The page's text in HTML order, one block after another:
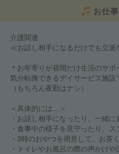
お仕
介護関連
≪お話し相手になるだけでも立
＊お年寄りが昼間だけ生活のサポ
気分転換できるデイサービス施設
（もちろん夜勤はナシ）
＜具体的には…＞
・お話し相手になったり、一緒に
・食事中の様子を見守ったり、
・3時のおやつを用意して、お茶
・トイレやお風呂の際の声かけや